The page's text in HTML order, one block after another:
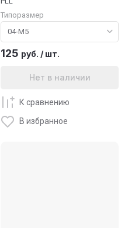
Типоразмер
125 руб. / шт.
Нет в наличии
К сравнению
В избранное